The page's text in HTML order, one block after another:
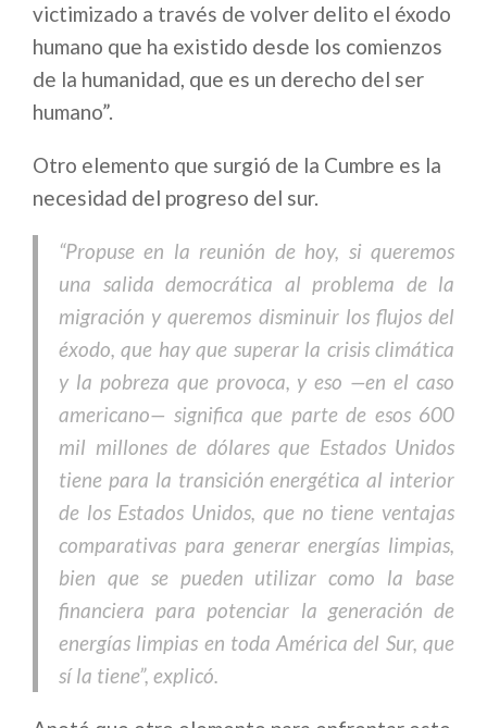
victimizado a través de volver delito el éxodo
humano que ha existido desde los comienzos
de la humanidad, que es un derecho del ser
humano”.
Otro elemento que surgió de la Cumbre es la
necesidad del progreso del sur.
“Propuse en la reunión de hoy, si queremos
una salida democrática al problema de la
migración y queremos disminuir los flujos del
éxodo, que hay que superar la crisis climática
y la pobreza que provoca, y eso —en el caso
americano— significa que parte de esos 600
mil millones de dólares que Estados Unidos
tiene para la transición energética al interior
de los Estados Unidos, que no tiene ventajas
comparativas para generar energías limpias,
bien que se pueden utilizar como la base
financiera para potenciar la generación de
energías limpias en toda América del Sur, que
sí la tiene”, explicó.